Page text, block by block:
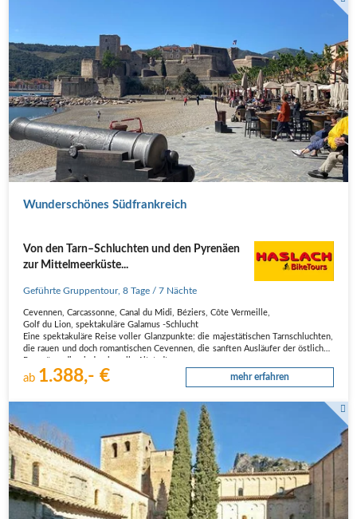
Wunderschönes Südfrankreich
Von den Tarn–Schluchten und den Pyrenäen
zur Mittelmeerküste...
Geführte Gruppentour,8 Tage / 7 Nächte
Cevennen, Carcassonne, Canal du Midi, Béziers, Côte Vermeille,
Golf du Lion, spektakuläre Galamus -Schlucht
Eine spektakuläre Reise voller Glanzpunkte: die majestätischen Tarnschluchten,
die rauen und doch romantischen Cevennen, die sanften Ausläufer der östlichen
ab 1.388,- € mehr erfahren